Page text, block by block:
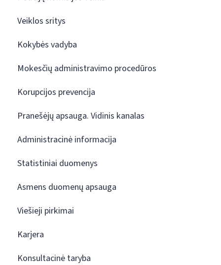
Veiklos sritys
Kokybės vadyba
Mokesčių administravimo procedūros
Korupcijos prevencija
Pranešėjų apsauga. Vidinis kanalas
Administracinė informacija
Statistiniai duomenys
Asmens duomenų apsauga
Viešieji pirkimai
Karjera
Konsultacinė taryba